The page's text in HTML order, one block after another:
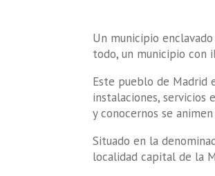
Un municipio
todo, un municipio con
Este pueblo de Madrid
instalaciones, servicios
y conocernos se
Situado en la
localidad capital de la